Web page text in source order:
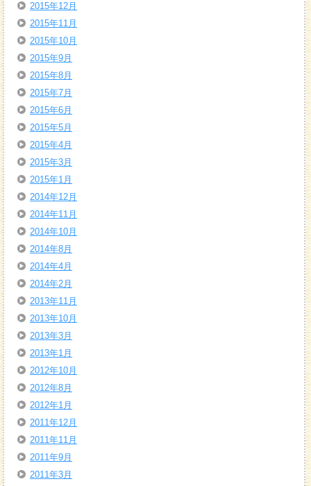
2015年12月
2015年11月
2015年10月
2015年9月
2015年8月
2015年7月
2015年6月
2015年5月
2015年4月
2015年3月
2015年1月
2014年12月
2014年11月
2014年10月
2014年8月
2014年4月
2014年2月
2013年11月
2013年10月
2013年3月
2013年1月
2012年10月
2012年8月
2012年1月
2011年12月
2011年11月
2011年9月
2011年3月